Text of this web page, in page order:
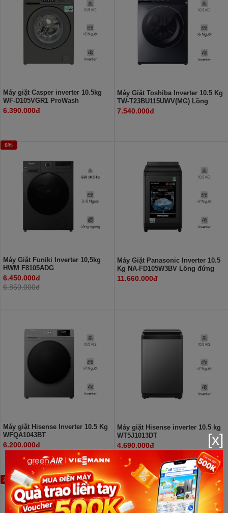
Máy giặt Casper inverter 10.5kg
WF-D105VGR1 ProWash
6.390.000đ
Máy Giặt Toshiba Inverter 10.5 Kg
TW-T23BU115UWV(MG) Lồng
ngang
7.540.000đ
6%
Máy Giặt Funiki Inverter 10,5kg
HWM F8105ADG
6.450.000đ
6.850.000đ
Máy Giặt Panasonic Inverter 10.5
Kg NA-FD105W3BV Lồng đứng
11.660.000đ
Máy giặt Hisense Inverter 10.5 Kg
WFQA1043BT
6.200.000đ
Máy giặt Hisense inverter 10.5 kg
WT5J1013DT
4.690.000đ
27%
[x]